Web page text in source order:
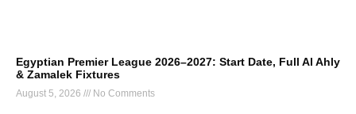
Egyptian Premier League 2026–2027: Start Date, Full Al Ahly
& Zamalek Fixtures
August 5, 2026 No Comments